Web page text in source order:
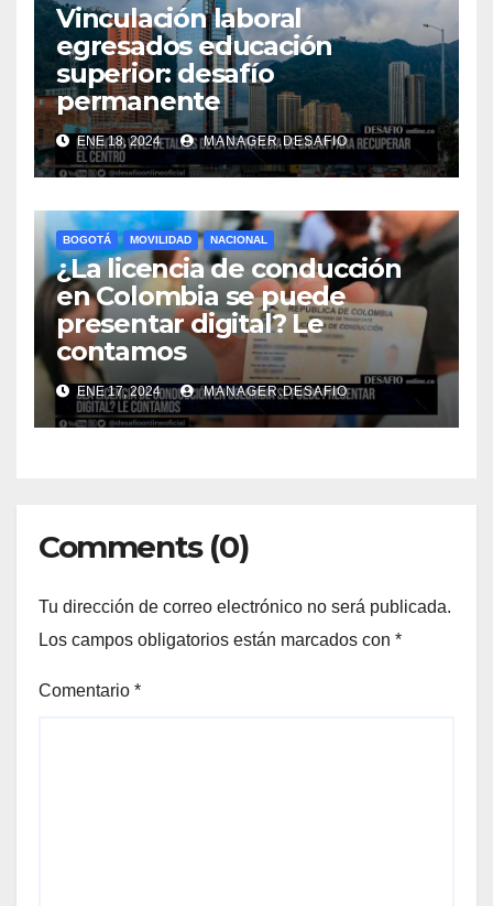
Vinculación laboral
egresados educación
superior: desafío
permanente
ENE 18, 2024 MANAGER.DESAFIO
BOGOTÁ MOVILIDAD NACIONAL
¿La licencia de conducción
en Colombia se puede
presentar digital? Le
contamos
ENE 17, 2024 MANAGER.DESAFIO
Comments (0)
Tu dirección de correo electrónico no será publicada.
Los campos obligatorios están marcados con *
Comentario *